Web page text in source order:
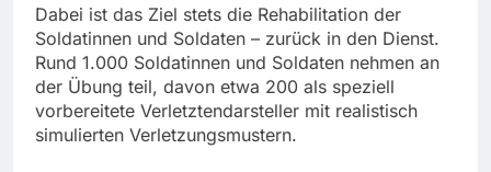
Dabei ist das Ziel stets die Rehabilitation der
Soldatinnen und Soldaten – zurück in den Dienst.
Rund 1.000 Soldatinnen und Soldaten nehmen an
der Übung teil, davon etwa 200 als speziell
vorbereitete Verletztendarsteller mit realistisch
simulierten Verletzungsmustern.